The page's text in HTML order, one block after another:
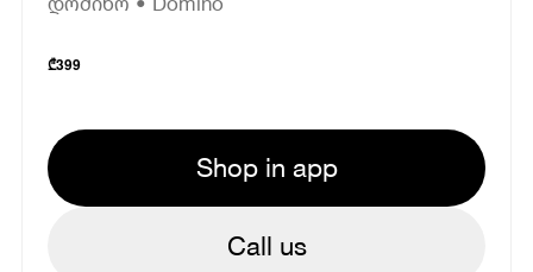
₾399
Shop in app
Call us